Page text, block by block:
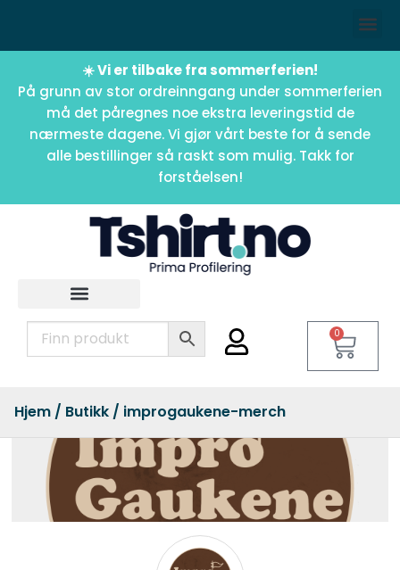
☀️ Vi er tilbake fra sommerferien!
På grunn av stor ordreinngang under sommerferien
må det påregnes noe ekstra leveringstid de
nærmeste dagene. Vi gjør vårt beste for å sende
alle bestillinger så raskt som mulig. Takk for
forståelsen!
0
Hjem / Butikk / improgaukene-merch